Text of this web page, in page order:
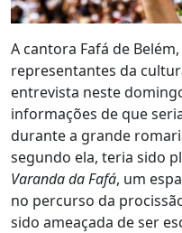
A cantora Fafá de
representantes da
entrevista neste
informações de que
durante a grande
segundo ela, teria sido
Varanda da Fafá, um
no percurso da
sido ameaçada de ser